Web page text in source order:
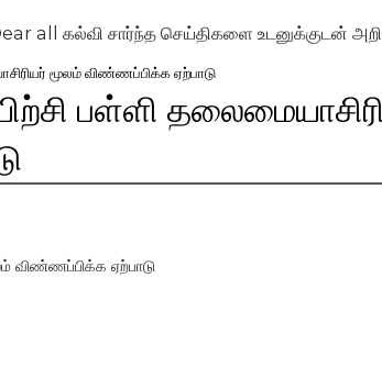
சார்ந்த செய்திகளை உடனுக்குடன் அறிய
மூலம் விண்ணப்பிக்க ஏற்பாடு
பள்ளி
விண்ணப்பிக்க ஏற்பாடு